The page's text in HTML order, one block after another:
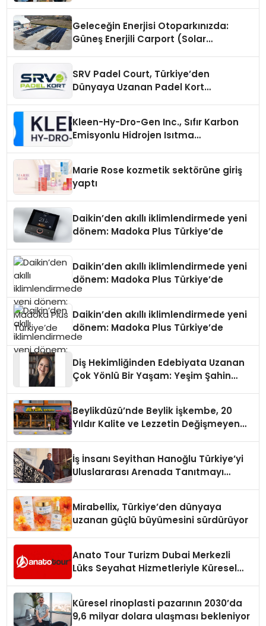
Geleceğin Enerjisi Otoparkınızda:
Güneş Enerjili Carport (Solar
SRV Padel Court, Türkiye’den
Dünyaya Uzanan Padel Kort
Kleen-Hy-Dro-Gen Inc., Sıfır Karbon
Emisyonlu Hidrojen Isıtma
Marie Rose kozmetik sektörüne giriş
yaptı
Daikin’den akıllı iklimlendirmede yeni
dönem: Madoka Plus Türkiye’de
Daikin’den akıllı iklimlendirmede yeni
dönem: Madoka Plus Türkiye’de
Daikin’den akıllı iklimlendirmede yeni
dönem: Madoka Plus Türkiye’de
Diş Hekimliğinden Edebiyata Uzanan
Çok Yönlü Bir Yaşam: Yeşim Şahin
Beylikdüzü’nde Beylik İşkembe, 20
Yıldır Kalite ve Lezzetin Değişmeyen
İş İnsanı Seyithan Hanoğlu Türkiye’yi
Uluslararası Arenada Tanıtmayı
Mirabellix, Türkiye’den dünyaya
uzanan güçlü büyümesini sürdürüyor
Anato Tour Turizm Dubai Merkezli
Lüks Seyahat Hizmetleriyle Küresel
Küresel rinoplasti pazarının 2030’da
9,6 milyar dolara ulaşması bekleniyor